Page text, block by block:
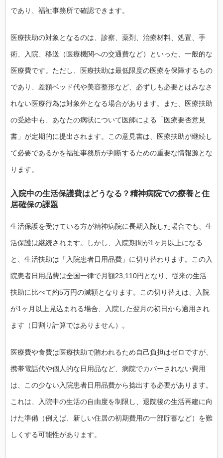
であり、福祉事務所で確認できます。
医療扶助の対象となるのは、診察、薬剤、治療材料、処置、手
術、入院、移送（医療機関への交通費など）といった、一般的な
医療費です。ただし、医療扶助は最低限度の医療を保障するもの
であり、差額ベッド代や美容整形など、必ずしも必要とはみなさ
れない医療行為は対象外となる場合があります。また、医療扶助
の受給中も、あなたの病状について医師による「医療要否意見
書」が定期的に提出されます。この意見書は、医療扶助が継続し
て必要であるかを福祉事務所が判断するための重要な情報源とな
ります。
入院中の生活保護費はどうなる？精神病院での療養と住
居確保の課題
生活保護を受けている方が精神病院に長期入院した場合でも、生
活保護は継続されます。しかし、入院期間が1ヶ月以上になる
と、生活扶助は「入院患者日用品費」に切り替わります。この入
院患者日用品費は全国一律で月額23,110円となり、従来の生活
扶助に比べて約5万円の減額となります。この切り替えは、入院
が1ヶ月以上見込まれる場合、入院した翌月の初日から適用され
ます（日割り計算ではありません）。
医療費や食費は医療扶助で賄われるため自己負担はゼロですが、
携帯電話代や個人的な日用品など、病院でカバーされない費用
は、この少ない入院患者日用品費から捻出する必要があります。
これは、入院中の生活の自由度を制限し、退院後の生活再建に向
けた準備（例えば、新しい住居の初期費用の一部貯蓄など）を難
しくする可能性があります。